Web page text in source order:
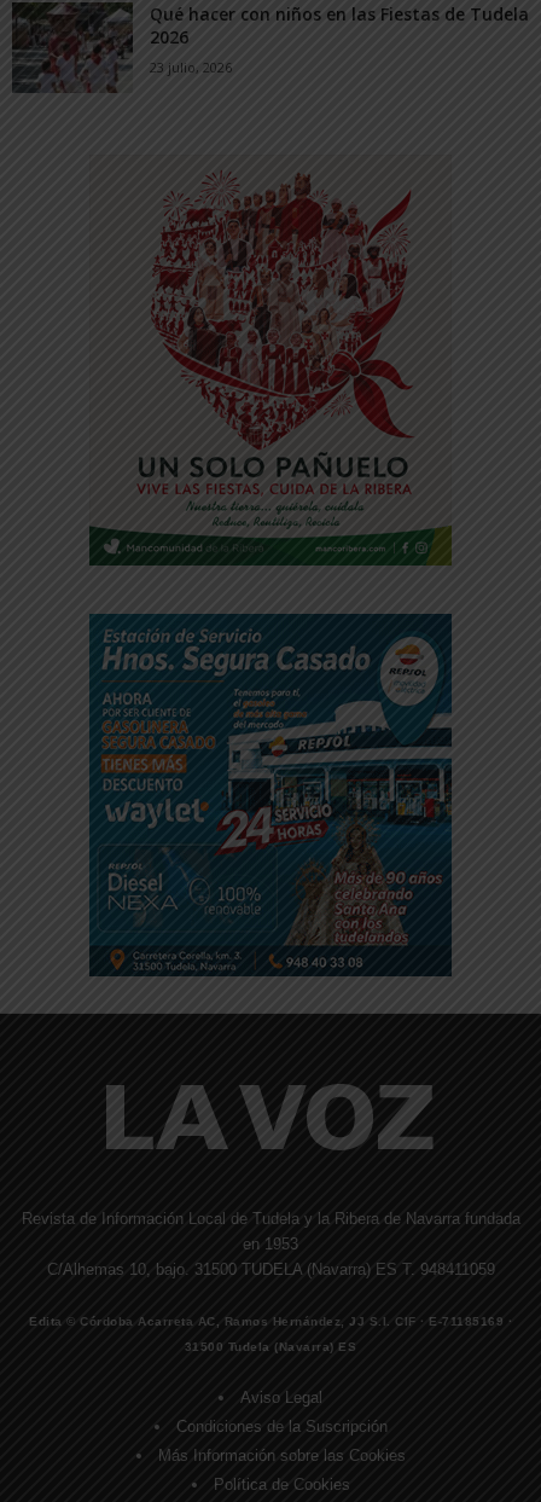
Qué hacer con niños en las Fiestas de Tudela
2026
23 julio, 2026
Revista de Información Local de Tudela y la Ribera de Navarra fundada
en 1953
C/Alhemas 10, bajo. 31500 TUDELA (Navarra) ES T. 948411059
Edita © Córdoba Acarreta AC, Ramos Hernández, JJ S.I. CIF · E-71185169 ·
31500 Tudela (Navarra) ES
Aviso Legal
Condiciones de la Suscripción
Más Información sobre las Cookies
Política de Cookies